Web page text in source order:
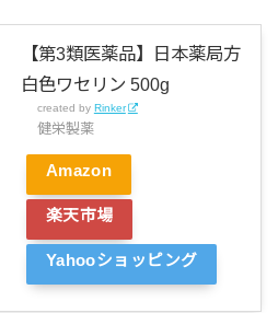
【第3類医薬品】日本薬局方
白色ワセリン 500g
created by Rinker
健栄製薬
Amazon
楽天市場
Yahooショッピング